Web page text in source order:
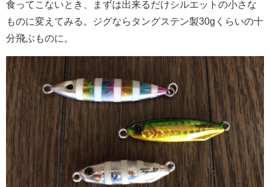
食ってこないとき、まずは出来るだけシルエットの小さな
ものに変えてみる。ジグならタングステン製30gくらいの十
分飛ぶものに。